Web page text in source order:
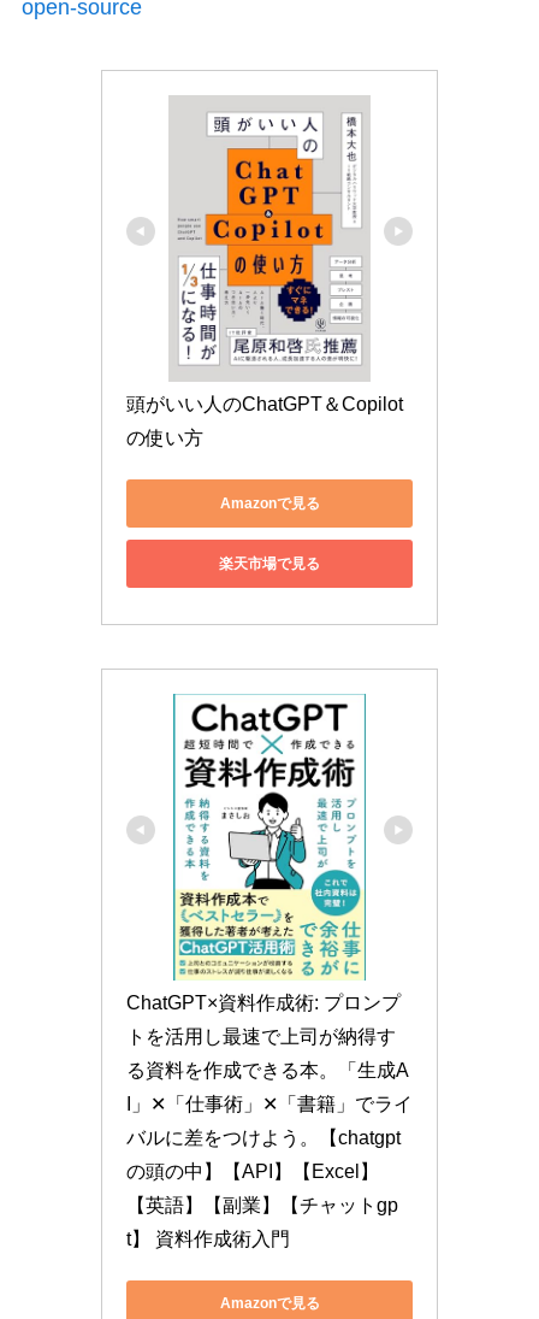
open-source
頭がいい人のChatGPT＆Copilot
の使い方
Amazonで見る
楽天市場で見る
ChatGPT×資料作成術: プロンプ
トを活用し最速で上司が納得す
る資料を作成できる本。「生成A
I」✕「仕事術」✕「書籍」でライ
バルに差をつけよう。【chatgpt
の頭の中】【API】【Excel】
【英語】【副業】【チャットgp
t】 資料作成術入門
Amazonで見る